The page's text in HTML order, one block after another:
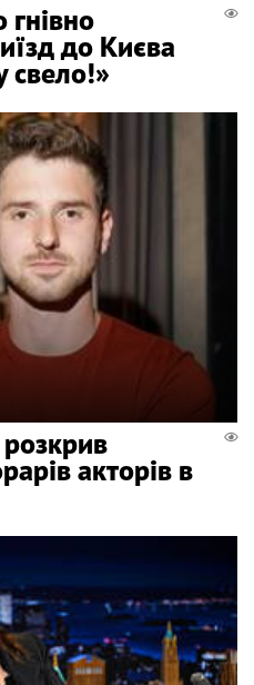
до Києва
свело!»
акторів в